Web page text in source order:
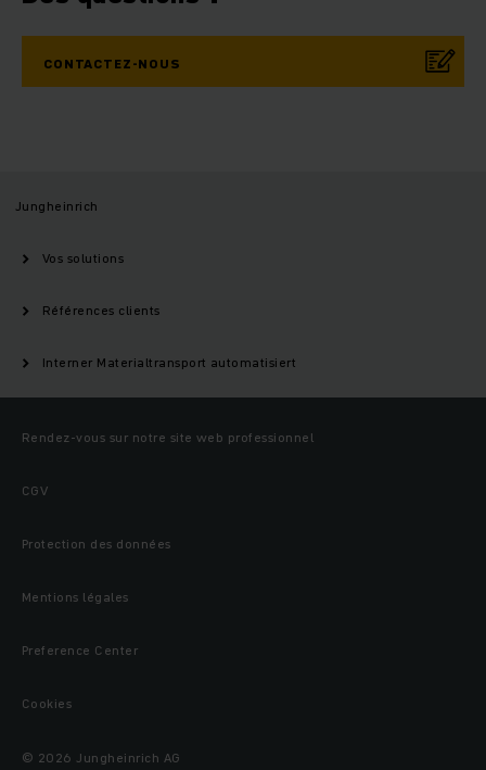
CONTACTEZ-NOUS
Jungheinrich
Vos solutions
Références clients
Interner Materialtransport automatisiert
Rendez-vous sur notre site web professionnel
CGV
Protection des données
Mentions légales
Preference Center
Cookies
© 2026 Jungheinrich AG